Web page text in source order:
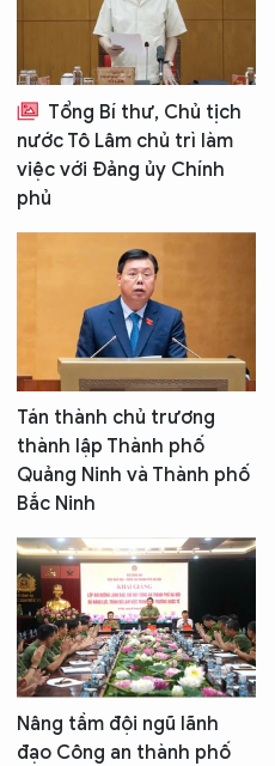
Tổng Bí thư, Chủ tịch
nước Tô Lâm chủ trì làm
việc với Đảng ủy Chính
phủ
Tán thành chủ trương
thành lập Thành phố
Quảng Ninh và Thành phố
Bắc Ninh
Nâng tầm đội ngũ lãnh
đạo Công an thành phố